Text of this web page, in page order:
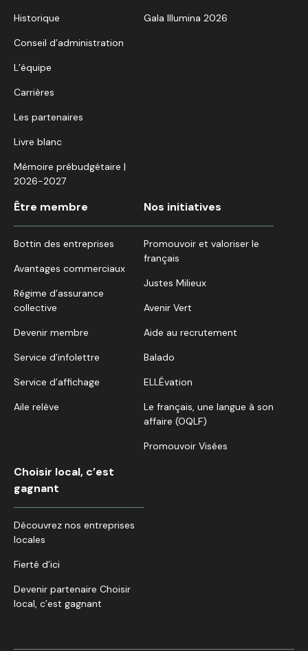
Historique
Conseil d’administration
L’équipe
Carrières
Les partenaires
Livre blanc
Mémoire prébudgétaire |
2026-2027
Gala Illumina 2026
Être membre
Bottin des entreprises
Avantages commerciaux
Régime d’assurance
collective
Devenir membre
Service d’infolettre
Service d’affichage
Aile relève
Nos initiatives
Promouvoir et valoriser le
français
Justes Milieux
Avenir Vert
Aide au recrutement
Balado
ELLÉvation
Le français, une langue à son
affaire (OQLF)
Promouvoir Visées
Choisir local, c’est
gagnant
Découvrez nos entreprises
locales
Fierté d’ici
Devenir partenaire Choisir
local, c’est gagnant